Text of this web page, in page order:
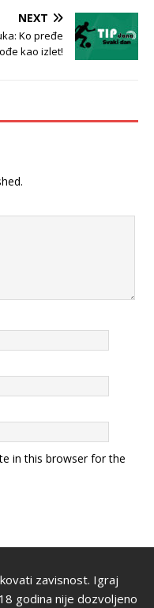
NEXT
Ko pređe
kao izlet!
in this browser for the
zavisnost. Igraj
godina nije dozvoljeno